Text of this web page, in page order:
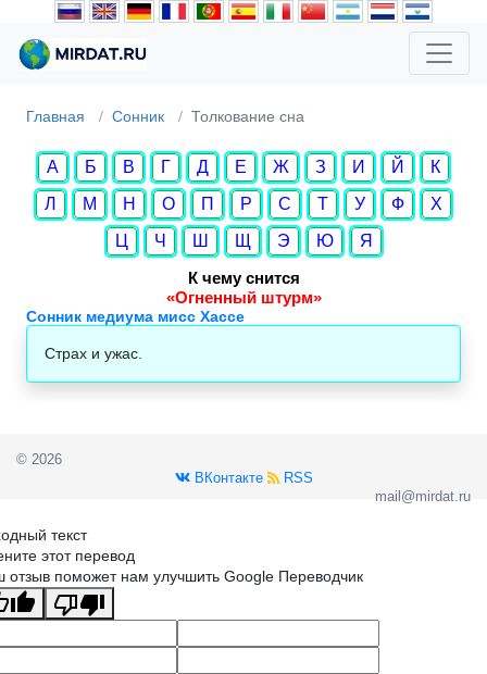
Главная Сонник Толкование сна
А Б В Г Д Е Ж З И Й
К
Л
М Н О П Р С Т У Ф
Х
Ц
Ч Ш Щ Э Ю
Я
К чему снится
«Огненный штурм»
Сонник медиума мисс Хассе
Страх и ужас.
© 2026
ВКонтакте
RSS
mail@mirdat.ru
текст
этот перевод
отзыв поможет нам улучшить Google Переводчик